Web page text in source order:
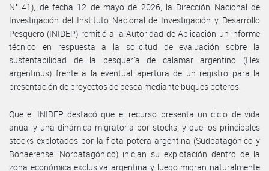
N° 41), de fecha 12 de mayo de 2026, la Dirección Nacional de
Investigación del Instituto Nacional de Investigación y Desarrollo
Pesquero (INIDEP) remitió a la Autoridad de Aplicación un informe
técnico en respuesta a la solicitud de evaluación sobre la
sustentabilidad de la pesquería de calamar argentino (Illex
argentinus) frente a la eventual apertura de un registro para la
presentación de proyectos de pesca mediante buques poteros.
Que el INIDEP destacó que el recurso presenta un ciclo de vida
anual y una dinámica migratoria por stocks, y que los principales
stocks explotados por la flota potera argentina (Sudpatagónico y
Bonaerense–Norpatagónico) inician su explotación dentro de la
zona económica exclusiva argentina y luego migran naturalmente